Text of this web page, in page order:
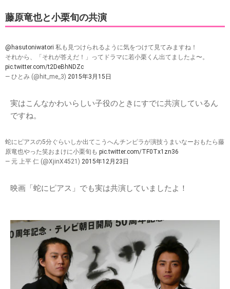
藤原竜也と小栗旬の共演
@hasutoniwatori 私も見つけられるように気をつけて見てみますね！
それから、「それが答えだ！」ってドラマに若小栗くん出てましたよ〜。
pic.twitter.com/t2DeBhNDZc
— ひとみ (@hit_me_3) 2015年3月15日
実はこんなかわいらしい子役のときにすでに共演しているん
ですね。
蛇にピアスの5分ぐらいしか出てこうへんチンピラが演技うまいなーおもたら藤
原竜也やった笑おまけに小栗旬も pic.twitter.com/TF0Tx1zn36
— 元 上平 仁 (@XjinX4521) 2015年12月23日
映画「蛇にピアス」でも実は共演していましたよ！